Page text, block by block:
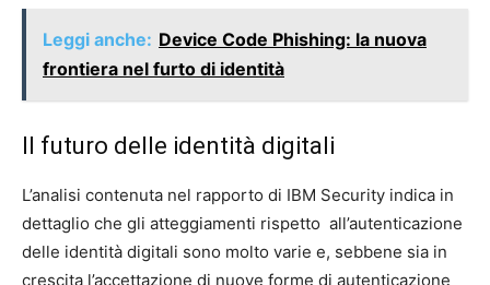
Leggi anche: Device Code Phishing: la nuova
frontiera nel furto di identità
Il futuro delle identità digitali
L’analisi contenuta nel rapporto di IBM Security indica in
dettaglio che gli atteggiamenti rispetto all’autenticazione
delle identità digitali sono molto varie e, sebbene sia in
crescita l’accettazione di nuove forme di autenticazione